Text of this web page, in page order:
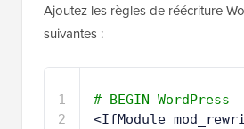
Ajoutez les règles de réécriture
suivantes :
1
2
# BEGIN WordPress
<IfModule